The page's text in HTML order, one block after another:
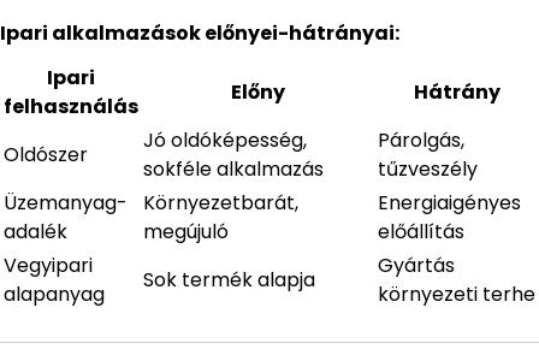
Ipari alkalmazások előnyei-hátrányai:
Ipari
felhasználás
Előny Hátrány
Oldószer
Jó oldóképesség,
sokféle alkalmazás
Párolgás,
tűzveszély
Üzemanyag-
adalék
Környezetbarát,
megújuló
Energiaigényes
előállítás
Vegyipari
alapanyag
Sok termék alapja
Gyártás
környezeti terhe